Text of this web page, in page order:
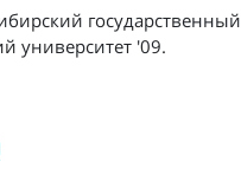
государственный
университет '09.